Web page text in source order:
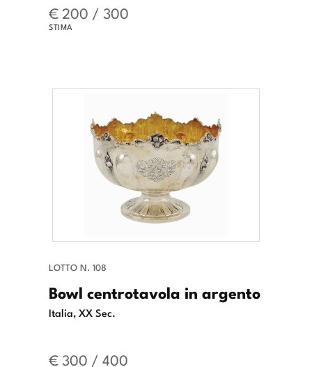
€ 200 / 300
STIMA
LOTTO N. 108
Bowl centrotavola in argento
Italia, XX Sec.
€ 300 / 400